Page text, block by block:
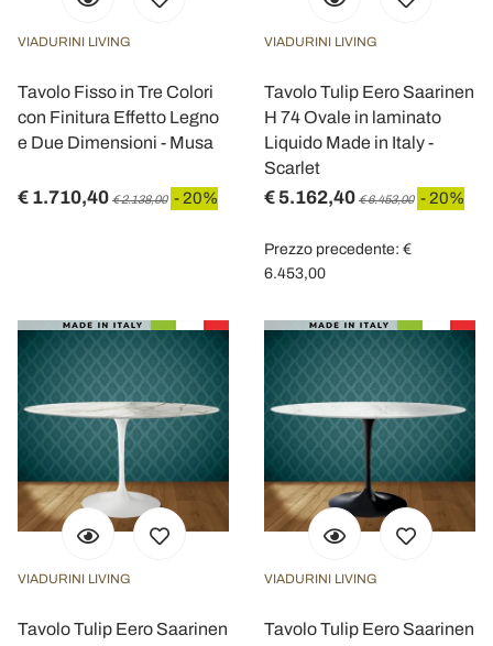
VIADURINI LIVING
Tavolo Fisso in Tre Colori
con Finitura Effetto Legno
e Due Dimensioni - Musa
€ 1.710,40 € 2.138,00 - 20%
VIADURINI LIVING
Tavolo Tulip Eero Saarinen
H 74 Ovale in laminato
Liquido Made in Italy -
Scarlet
€ 5.162,40 € 6.453,00 - 20%
Prezzo precedente: €
6.453,00
VIADURINI LIVING
Tavolo Tulip Eero Saarinen
VIADURINI LIVING
Tavolo Tulip Eero Saarinen